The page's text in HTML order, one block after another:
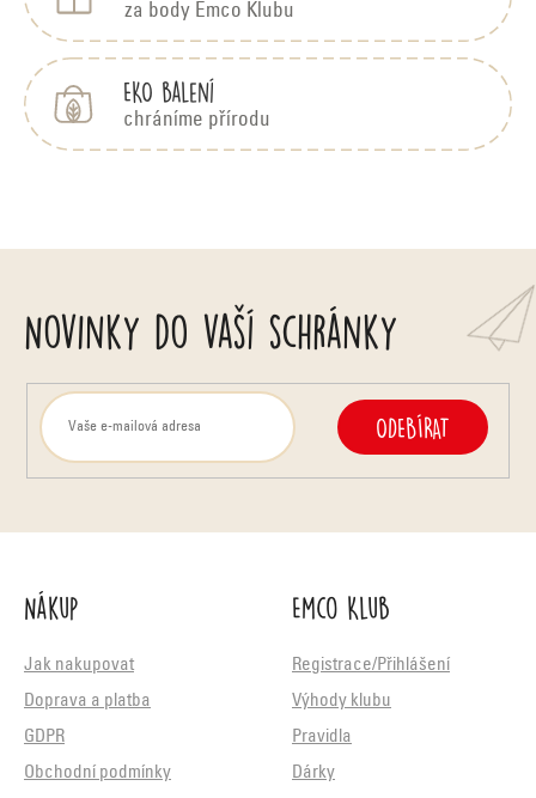
za body Emco Klubu
EKO balení
chráníme přírodu
Novinky do vaší schránky
ODEBÍRAT
Nákup
Jak nakupovat
Doprava a platba
GDPR
Obchodní podmínky
Emco Klub
Registrace/Přihlášení
Výhody klubu
Pravidla
Dárky